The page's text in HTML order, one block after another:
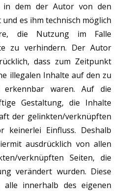
dem der Autor von den
es ihm technisch möglich
die Nutzung im Falle
zu verhindern. Der Autor
dass zum Zeitpunkt
illegalen Inhalte auf den zu
erkennbar waren. Auf die
Gestaltung, die Inhalte
der gelinkten/verknüpften
keinerlei Einfluss. Deshalb
ausdrücklich von allen
verknüpften Seiten, die
verändert wurden. Diese
innerhalb des eigenen